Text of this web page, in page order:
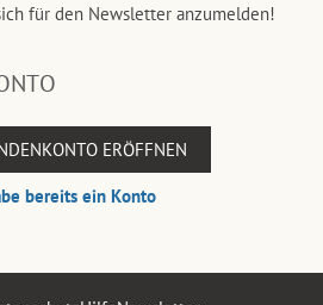
für den Newsletter anzumelden!
ERÖFFNEN
bereits ein Konto